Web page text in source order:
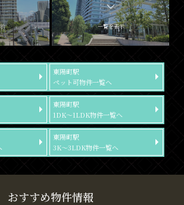
一覧を表示
東陽町駅
ペット可物件一覧へ
東陽町駅
1DK～1LDK物件一覧へ
東陽町駅
3K～3LDK物件一覧へ
おすすめ物件情報